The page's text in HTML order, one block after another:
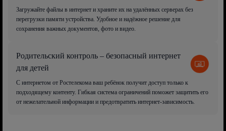
Загружайте файлы в интернет и храните их на удалённых серверах без
перегрузки памяти устройства. Удобное и надёжное решение для
сохранения важных документов, фото и видео.
Родительский контроль – безопасный интернет
для детей
С интернетом от Ростелекома ваш ребёнок получит доступ только к
подходящему контенту. Гибкая система ограничений поможет защитить его
от нежелательной информации и предотвратить интернет-зависимость.